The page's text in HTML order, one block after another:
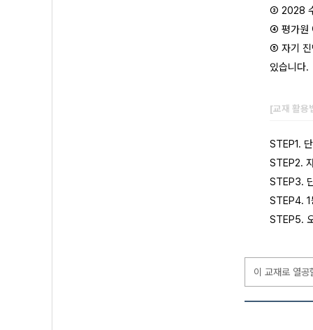
③ 2028
④ 평가원
⑤ 자기 진
있습니다.
[교재 활용
STEP1.
STEP2.
STEP3.
STEP4. 1
STEP5.
이 교재로 열